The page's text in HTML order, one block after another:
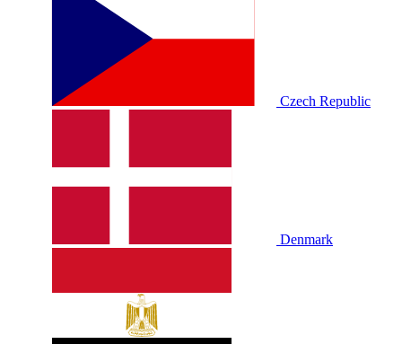
Czech Republic
Denmark